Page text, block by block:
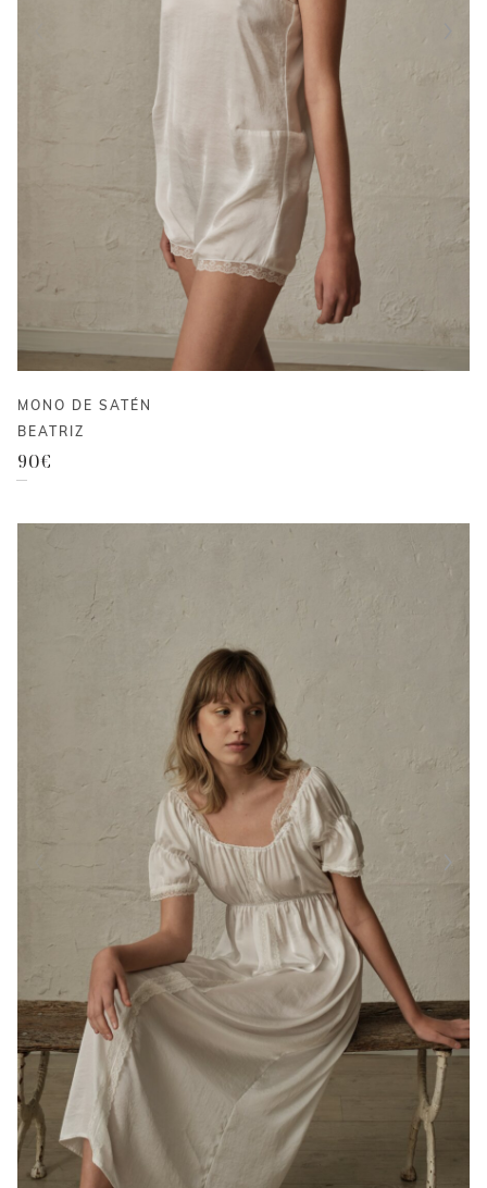
MONO DE SATÉN
BEATRIZ
90€